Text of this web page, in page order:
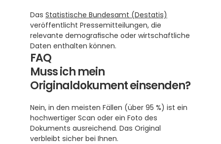
Das Statistische Bundesamt (Destatis)
veröffentlicht Pressemitteilungen, die
relevante demografische oder wirtschaftliche
Daten enthalten können.
FAQ
Muss ich mein
Originaldokument einsenden?
Nein, in den meisten Fällen (über 95 %) ist ein
hochwertiger Scan oder ein Foto des
Dokuments ausreichend. Das Original
verbleibt sicher bei Ihnen.